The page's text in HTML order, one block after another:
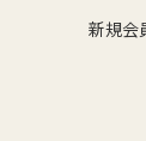
新規会